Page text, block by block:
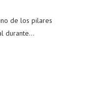
de los pilares
durante…